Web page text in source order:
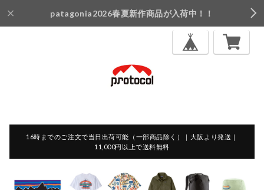
patagonia2026春夏新作商品が入荷中！！
16時までのご注文で当日出荷可能（一部商品除く）｜大阪より発送｜
11,000円以上で送料無料